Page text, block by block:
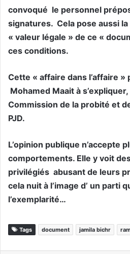
convoqué le personnel
signatures. Cela pose aussi
« valeur légale » de ce «
ces conditions.
Cette « affaire dans l’affaire
Mohamed Maait à
Commission de la probité et
PJD.
L’opinion publique n’accepte
comportements. Elle y voit
privilégiés abusant de leurs
cela nuit à l’image d’ un parti
l’exemplarité…
Tags document jamila bichr